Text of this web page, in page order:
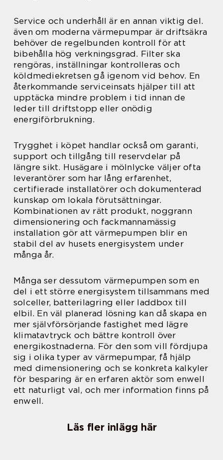
Service och underhåll är en annan viktig del.
även om moderna värmepumpar är driftsäkra
behöver de regelbunden kontroll för att
bibehålla hög verkningsgrad. Filter ska
rengöras, inställningar kontrolleras och
köldmediekretsen gå igenom vid behov. En
återkommande serviceinsats hjälper till att
upptäcka mindre problem i tid innan de
leder till driftstopp eller onödig
energiförbrukning.
Trygghet i köpet handlar också om garanti,
support och tillgång till reservdelar på
längre sikt. Husägare i mölnlycke väljer ofta
leverantörer som har lång erfarenhet,
certifierade installatörer och dokumenterad
kunskap om lokala förutsättningar.
Kombinationen av rätt produkt, noggrann
dimensionering och fackmannamässig
installation gör att värmepumpen blir en
stabil del av husets energisystem under
många år.
Många ser dessutom värmepumpen som en
del i ett större energisystem tillsammans med
solceller, batterilagring eller laddbox till
elbil. En väl planerad lösning kan då skapa en
mer självförsörjande fastighet med lägre
klimatavtryck och bättre kontroll över
energikostnaderna. För den som vill fördjupa
sig i olika typer av värmepumpar, få hjälp
med dimensionering och se konkreta kalkyler
för besparing är en erfaren aktör som enwell
ett naturligt val, och mer information finns på
enwell.
Läs fler inlägg här